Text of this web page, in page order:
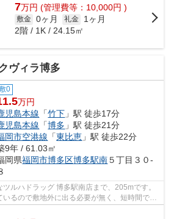
7万円 (管理費等：10,000円 )
敷金 0ヶ月 礼金
1ヶ月
2階 / 1K / 24.15㎡
ヴィラ博多
0
万円
児島本線 「竹下 」駅 徒歩17分
児島本線 「博多 」駅 徒歩21分
岡市空港線 「東比恵 」駅 徒歩22分
9年 / 61.03㎡
岡県福岡市博多区博多駅南５丁目３０-
ルハドラッグ 博多駅南店まで、205mです。
るので敷地外に出る必要が無く、短時間でサ
こちらは...